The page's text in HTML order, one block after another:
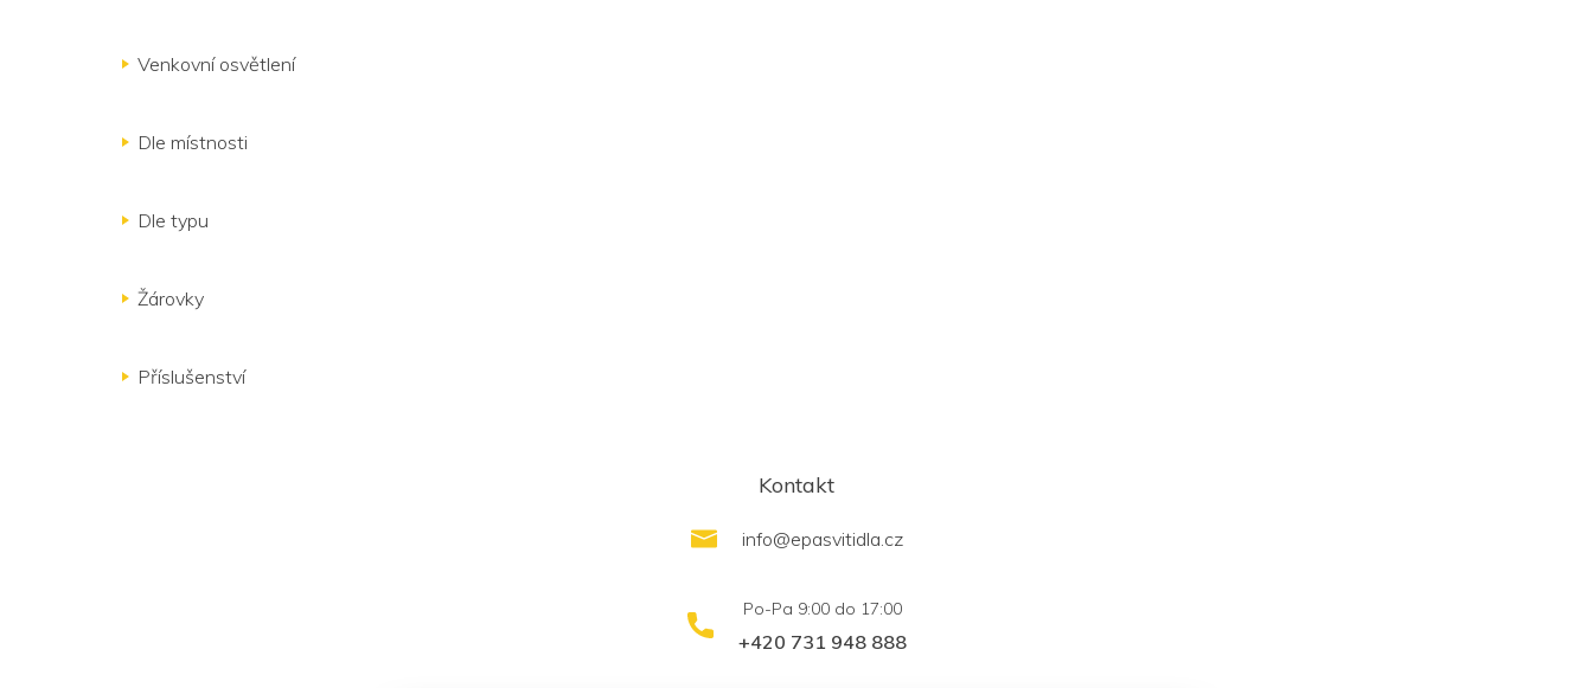
Venkovní osvětlení
Dle místnosti
Dle typu
Žárovky
Příslušenství
Kontakt
info@epasvitidla.cz
+420 731 948 888